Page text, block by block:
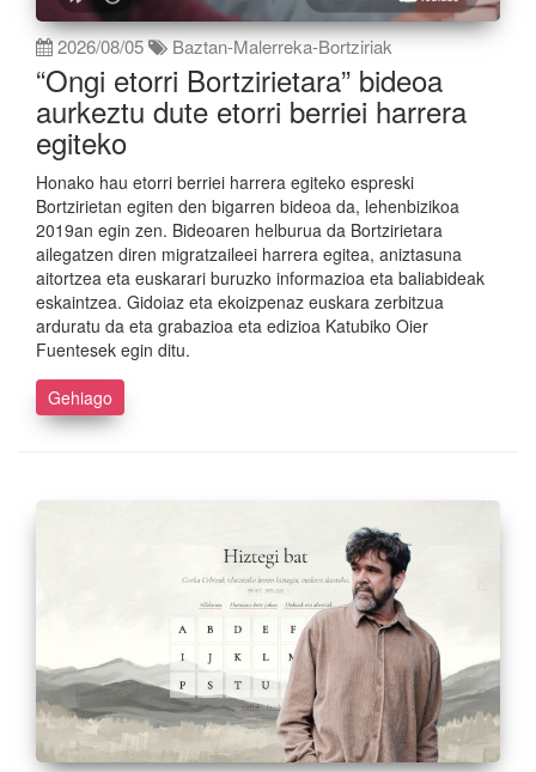
2026/08/05 Baztan-Malerreka-Bortziriak
“Ongi etorri Bortzirietara” bideoa
aurkeztu dute etorri berriei harrera
egiteko
Honako hau etorri berriei harrera egiteko espreski
Bortzirietan egiten den bigarren bideoa da, lehenbizikoa
2019an egin zen. Bideoaren helburua da Bortzirietara
ailegatzen diren migratzaileei harrera egitea, aniztasuna
aitortzea eta euskarari buruzko informazioa eta baliabideak
eskaintzea. Gidoiaz eta ekoizpenaz euskara zerbitzua
arduratu da eta grabazioa eta edizioa Katubiko Oier
Fuentesek egin ditu.
Gehiago